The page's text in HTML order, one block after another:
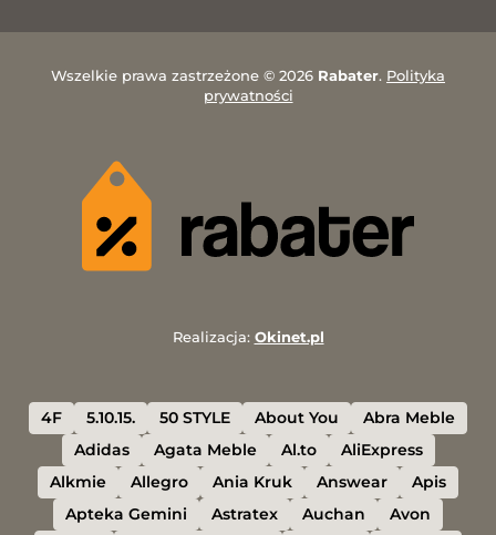
Wszelkie prawa zastrzeżone © 2026 Rabater. Polityka
prywatności
Realizacja: Okinet.pl
4F 5.10.15. 50 STYLE About You
Abra Meble
Adidas
Agata Meble Al.to
AliExpress
Alkmie
Allegro Ania Kruk Answear
Apis
Apteka Gemini
Astratex Auchan Avon